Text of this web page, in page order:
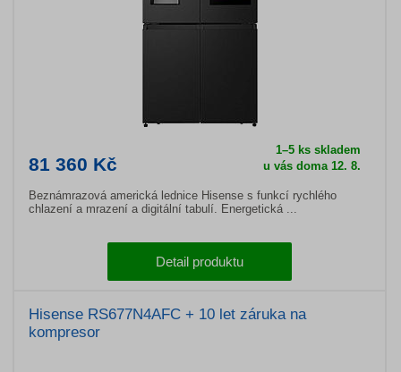
81 360 Kč
1–5 ks skladem
u vás doma 12. 8.
Beznámrazová americká lednice Hisense s funkcí rychlého
chlazení a mrazení a digitální tabulí. Energetická ...
Detail produktu
Hisense RS677N4AFC + 10 let záruka na
kompresor